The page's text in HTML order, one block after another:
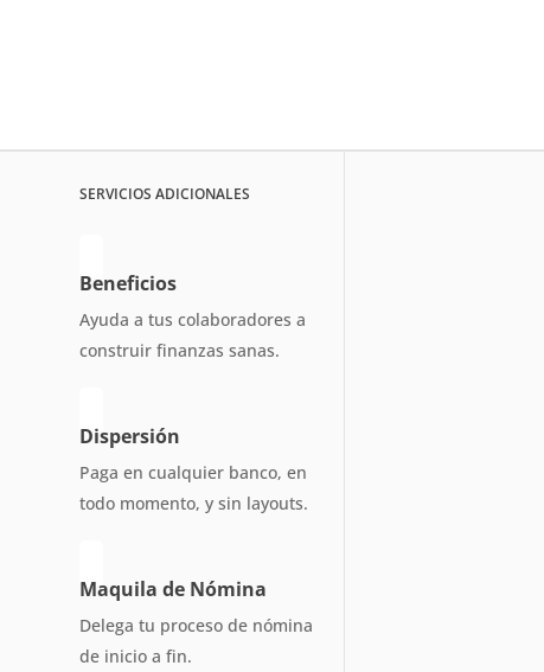
SERVICIOS ADICIONALES
Beneficios
Ayuda a tus colaboradores a
construir finanzas sanas.
Dispersión
Paga en cualquier banco, en
todo momento, y sin layouts.
Maquila de Nómina
Delega tu proceso de nómina
de inicio a fin.